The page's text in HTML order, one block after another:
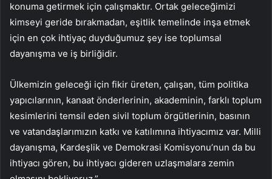
konuma getirmek için çalışmaktır. Ortak geleceğimizi
kimseyi geride bırakmadan, eşitlik temelinde inşa etmek
için en çok ihtiyaç duyduğumuz şey ise toplumsal
dayanışma ve iş birliğidir.
Ülkemizin geleceği için fikir üreten, çalışan, tüm politika
yapıcılarının, kanaat önderlerinin, akademinin, farklı toplum
kesimlerini temsil eden sivil toplum örgütlerinin, basının
ve vatandaşlarımızın katkı ve katılımına ihtiyacımız var. Milli
dayanışma, Kardeşlik ve Demokrasi Komisyonu’nun da bu
ihtiyacı gören, bu ihtiyacı gideren uzlaşmalara zemin